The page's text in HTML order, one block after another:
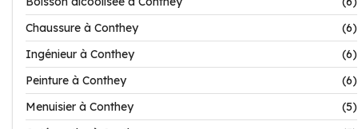
Chaussure à Conthey
(6)
Ingénieur à Conthey
(6)
Peinture à Conthey
(6)
Menuisier à Conthey
(5)